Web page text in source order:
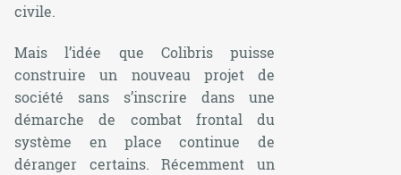
civile.
Mais l’idée que Colibris puisse
construire un nouveau projet de
société sans s’inscrire dans une
démarche de combat frontal du
système en place continue de
déranger certains. Récemment un